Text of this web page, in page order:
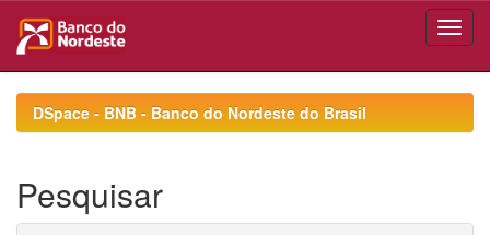
navigationDSpace - BNB - Banco do Nordeste do Brasil
Pesquisar